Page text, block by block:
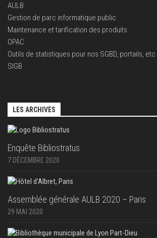
AULB
Gestion de parc informatique public
Maintenance et tarification des produits
OPAC
Outils de statistiques pour nos SGBD, portails, etc
SIGB
LES ARCHIVES
Enquête Bibliostratus
7 DÉCEMBRE 2020
Assemblée générale AULB 2020 – Paris
29 MAI 2020